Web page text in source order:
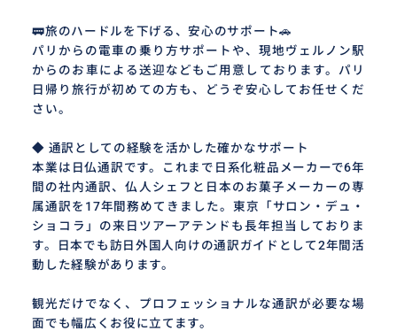
🚃旅のハードルを下げる、安心のサポート🚗
パリからの電車の乗り方サポートや、現地ヴェルノン駅
からのお車による送迎などもご用意しております。パリ
日帰り旅行が初めての方も、どうぞ安心してお任せくだ
さい。
◆ 通訳としての経験を活かした確かなサポート
本業は日仏通訳です。これまで日系化粧品メーカーで6年
間の社内通訳、仏人シェフと日本のお菓子メーカーの専
属通訳を17年間務めてきました。東京「サロン・デュ・
ショコラ」の来日ツアーアテンドも長年担当しておりま
す。日本でも訪日外国人向けの通訳ガイドとして2年間活
動した経験があります。
観光だけでなく、プロフェッショナルな通訳が必要な場
面でも幅広くお役に立てます。